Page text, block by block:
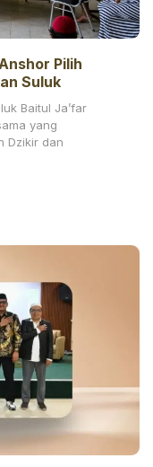
Pilih
Suluk
Baitul Ja’far
yang
Dzikir dan